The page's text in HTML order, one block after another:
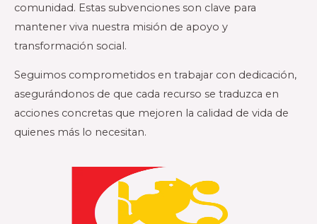
comunidad. Estas subvenciones son clave para
mantener viva nuestra misión de apoyo y
transformación social.
Seguimos comprometidos en trabajar con dedicación,
asegurándonos de que cada recurso se traduzca en
acciones concretas que mejoren la calidad de vida de
quienes más lo necesitan.